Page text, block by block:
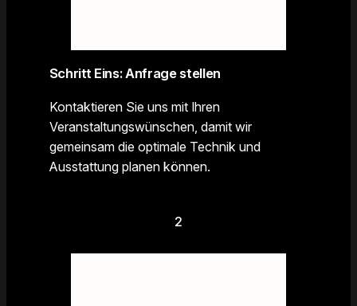
Schritt Eins: Anfrage stellen
Kontaktieren Sie uns mit Ihren
Veranstaltungswünschen, damit wir
gemeinsam die optimale Technik und
Ausstattung planen können.
2